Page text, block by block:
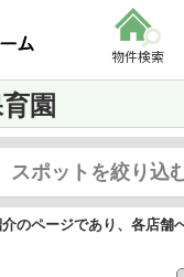
物件検索
園
スポットを絞り込
のページであり、各店舗